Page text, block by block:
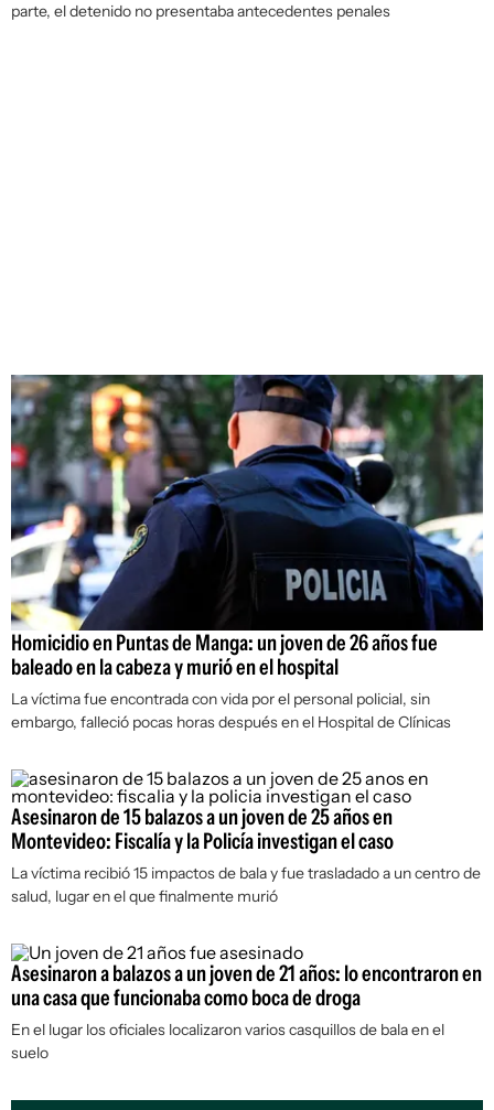
parte, el detenido no presentaba antecedentes penales
Homicidio en Puntas de Manga: un joven de 26 años fue
baleado en la cabeza y murió en el hospital
La víctima fue encontrada con vida por el personal policial, sin
embargo, falleció pocas horas después en el Hospital de Clínicas
Asesinaron de 15 balazos a un joven de 25 años en
Montevideo: Fiscalía y la Policía investigan el caso
La víctima recibió 15 impactos de bala y fue trasladado a un centro de
salud, lugar en el que finalmente murió
Asesinaron a balazos a un joven de 21 años: lo encontraron en
una casa que funcionaba como boca de droga
En el lugar los oficiales localizaron varios casquillos de bala en el
suelo